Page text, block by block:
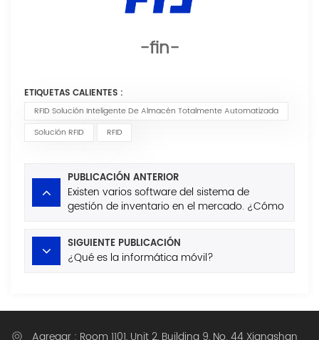
-fin-
ETIQUETAS CALIENTES :
RFID Solución Inteligente De Almacén Totalmente Automatizada
Solución RFID
RFID
PUBLICACIÓN ANTERIOR
Existen varios software del sistema de
gestión de inventario en el mercado. ¿Cómo
SIGUIENTE PUBLICACIÓN
¿Qué es la informática móvil?
Agregar : Room 1101, Unit 2, Building 9, No. 44 Xiangshan